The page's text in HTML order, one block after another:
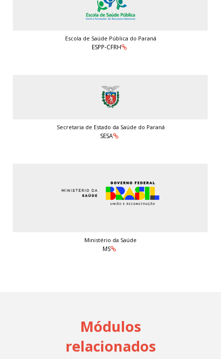
Escola de Saúde Pública do Paraná
ESPP-CFRH
Secretaria de Estado da Saúde do Paraná
SESA
Ministério da Saúde
MS
Módulos
relacionados